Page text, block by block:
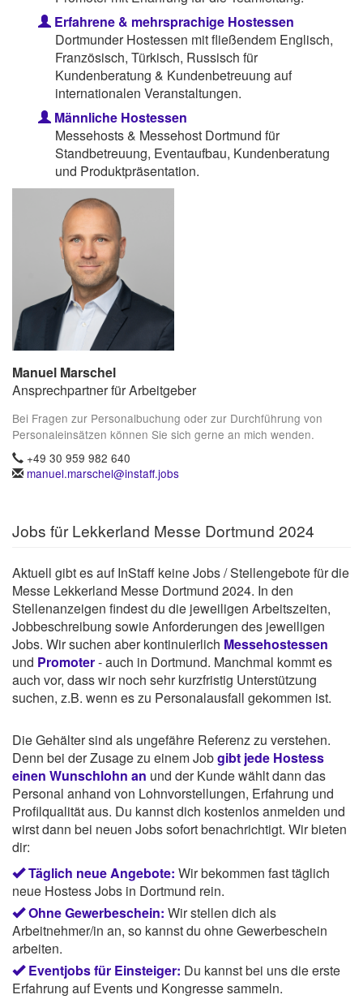
Erfahrene & mehrsprachige Hostessen
Dortmunder Hostessen mit fließendem Englisch,
Französisch, Türkisch, Russisch für
Kundenberatung & Kundenbetreuung auf
internationalen Veranstaltungen.
Männliche Hostessen
Messehosts & Messehost Dortmund für
Standbetreuung, Eventaufbau, Kundenberatung
und Produktpräsentation.
Manuel Marschel
Ansprechpartner für Arbeitgeber
Bei Fragen zur Personalbuchung oder zur Durchführung von
Personaleinsätzen können Sie sich gerne an mich wenden.
+49 30 959 982 640
manuel.marschel@instaff.jobs
Jobs für Lekkerland Messe Dortmund 2024
Aktuell gibt es auf InStaff keine Jobs / Stellengebote für die
Messe Lekkerland Messe Dortmund 2024. In den
Stellenanzeigen findest du die jeweiligen Arbeitszeiten,
Jobbeschreibung sowie Anforderungen des jeweiligen
Jobs. Wir suchen aber kontinuierlich Messehostessen
und Promoter- auch in Dortmund. Manchmal kommt es
auch vor, dass wir noch sehr kurzfristig Unterstützung
suchen, z.B. wenn es zu Personalausfall gekommen ist.
Die Gehälter sind als ungefähre Referenz zu verstehen.
Denn bei der Zusage zu einem Jobgibt jede Hostess
einen Wunschlohn an und der Kunde wählt dann das
Personal anhand von Lohnvorstellungen, Erfahrung und
Profilqualität aus. Du kannst dich kostenlos anmelden und
wirst dann bei neuen Jobs sofort benachrichtigt. Wir bieten
dir:
Täglich neue Angebote: Wir bekommen fast täglich
neue Hostess Jobs in Dortmund rein.
Ohne Gewerbeschein: Wir stellen dich als
Arbeitnehmer/in an, so kannst du ohne Gewerbeschein
arbeiten.
Eventjobs für Einsteiger: Du kannst bei uns die erste
Erfahrung auf Events und Kongresse sammeln.